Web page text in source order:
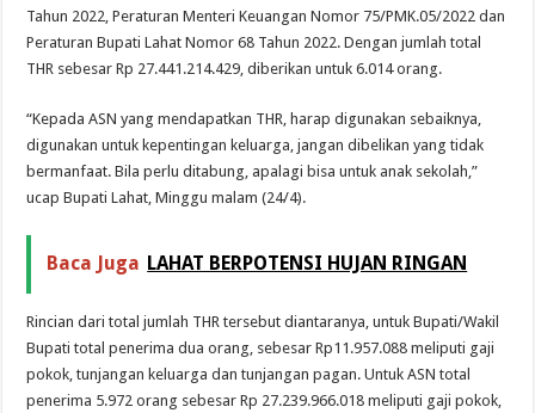
Tahun 2022, Peraturan Menteri Keuangan Nomor 75/PMK.05/2022 dan
Peraturan Bupati Lahat Nomor 68 Tahun 2022. Dengan jumlah total
THR sebesar Rp 27.441.214.429, diberikan untuk 6.014 orang.
“Kepada ASN yang mendapatkan THR, harap digunakan sebaiknya,
digunakan untuk kepentingan keluarga, jangan dibelikan yang tidak
bermanfaat. Bila perlu ditabung, apalagi bisa untuk anak sekolah,”
ucap Bupati Lahat, Minggu malam (24/4).
Baca Juga LAHAT BERPOTENSI HUJAN RINGAN
Rincian dari total jumlah THR tersebut diantaranya, untuk Bupati/Wakil
Bupati total penerima dua orang, sebesar Rp11.957.088 meliputi gaji
pokok, tunjangan keluarga dan tunjangan pagan. Untuk ASN total
penerima 5.972 orang sebesar Rp 27.239.966.018 meliputi gaji pokok,